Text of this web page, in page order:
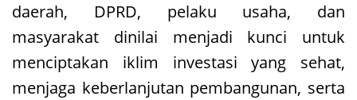
daerah, DPRD, pelaku usaha, dan
masyarakat dinilai menjadi kunci untuk
menciptakan iklim investasi yang sehat,
menjaga keberlanjutan pembangunan, serta